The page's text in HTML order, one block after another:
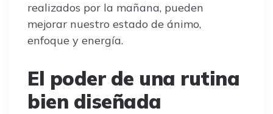
realizados por la mañana, pueden
mejorar nuestro estado de ánimo,
enfoque y energía.
El poder de una rutina
bien diseñada